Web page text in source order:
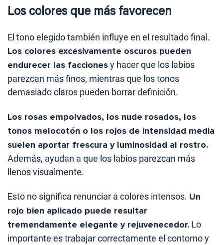
Los colores que más favorecen
El tono elegido también influye en el resultado final.
Los colores excesivamente oscuros pueden
endurecer las faccionesy hacer que los labios
parezcan más finos, mientras que los tonos
demasiado claros pueden borrar definición.
Los rosas empolvados, los nude rosados, los
tonos melocotón o los rojos de intensidad media
suelen aportar frescura y luminosidad al rostro.
Además, ayudan a que los labios parezcan más
llenos visualmente.
Esto no significa renunciar a colores intensos. Un
rojo bien aplicado puede resultar
tremendamente elegante y rejuvenecedor. Lo
importante es trabajar correctamente el contorno y